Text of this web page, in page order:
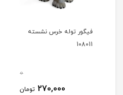
فیگور توله خرس نشسته
108011
0
270,000 تومان